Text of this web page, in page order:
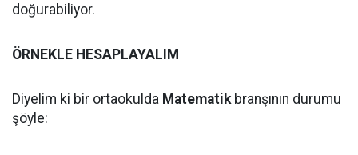
doğurabiliyor.
ÖRNEKLE HESAPLAYALIM
Diyelim ki bir ortaokulda Matematikbranşının durumu
şöyle: